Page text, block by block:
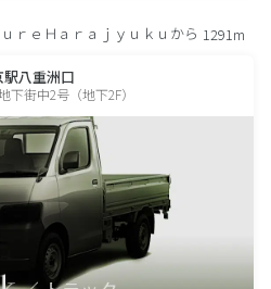
ｒｅＨａｒａｊｙｕｋｕから 1291m
駅八重洲口
下街中2号（地下2F）